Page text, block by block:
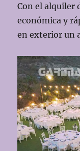
Con el alquiler
económica y
en exterior un